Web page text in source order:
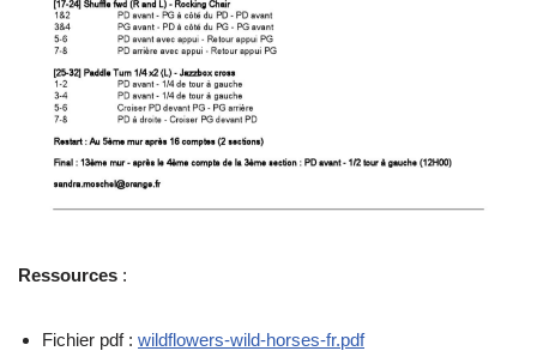
Ressources :
Fichier pdf : wildflowers-wild-horses-fr.pdf